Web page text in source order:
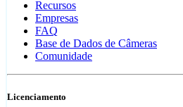
Recursos
Empresas
FAQ
Base de Dados de Câmeras
Comunidade
Licenciamento